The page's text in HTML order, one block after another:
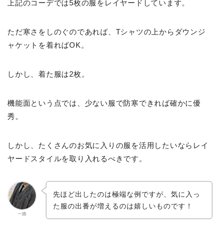
上記のコーデでは5枚の服をレイヤードしています。
ただ寒さをしのぐのであれば、Tシャツの上からダウンジ
ャケットを着ればOK。
しかし、着た服は2枚。
機能面という点では、少ない服で防寒できれば確かに優
秀。
しかし、たくさんのお気に入りの服を活用したいならレイ
ヤードスタイルを取り入れるべきです。
一路
先ほど出したのは極端な例ですが、気に入っ
た服の出番が増えるのは嬉しいものです！